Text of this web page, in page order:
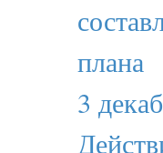
плана
3